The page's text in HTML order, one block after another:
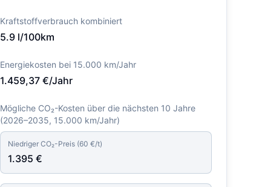
Kraftstoffverbrauch kombiniert
5.9 l/100km
Energiekosten bei 15.000 km/Jahr
1.459,37 €/Jahr
Mögliche CO₂-Kosten über die nächsten 10 Jahre
(2026–2035, 15.000 km/Jahr)
Niedriger CO₂-Preis (60 €/t)
1.395 €